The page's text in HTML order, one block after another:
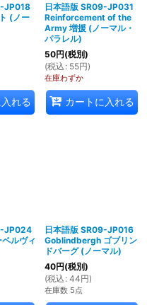
JP018
(ノー
れる
日本語版 SR09-JP031
Reinforcement of the
Army 増援 (ノーマル・
パラレル)
50円(税別)
(税込 : 55円)
在庫わずか
カートに入れる
JP024
ルヴィ
日本語版 SR09-JP016
Goblindbergh ゴブリン
ドバーグ (ノーマル)
40円(税別)
(税込 : 44円)
在庫数 5点